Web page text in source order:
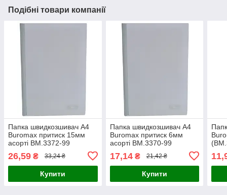
Подібні товари компанії
Папка швидкозшивач А4
Buromax притиск 15мм
асорті BM.3372-99
26,59 ₴ 33,24 ₴
Купити
Папка швидкозшивач А4
Buromax притиск 6мм
асорті BM.3370-99
17,14₴ 21,42 ₴
Купити